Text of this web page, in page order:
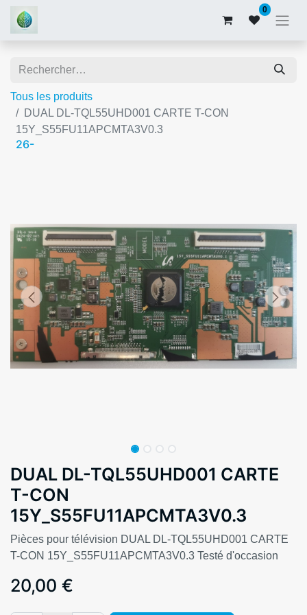
0
Tous les produits
DUAL DL-TQL55UHD001 CARTE T-CON
15Y_S55FU11APCMTA3V0.3
26-
DUAL DL-TQL55UHD001 CARTE
T-CON
15Y_S55FU11APCMTA3V0.3
Pièces pour télévision DUAL DL-TQL55UHD001 CARTE
T-CON 15Y_S55FU11APCMTA3V0.3 Testé d'occasion
20,00 €